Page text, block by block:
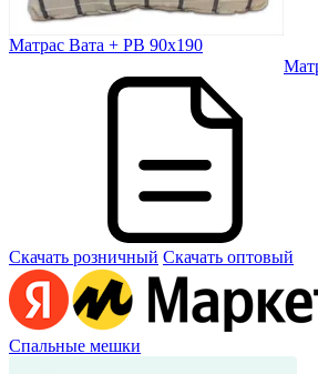
Матрас Вата + РВ 90х190
Скачать розничный Скачать оптовый
Спальные мешки